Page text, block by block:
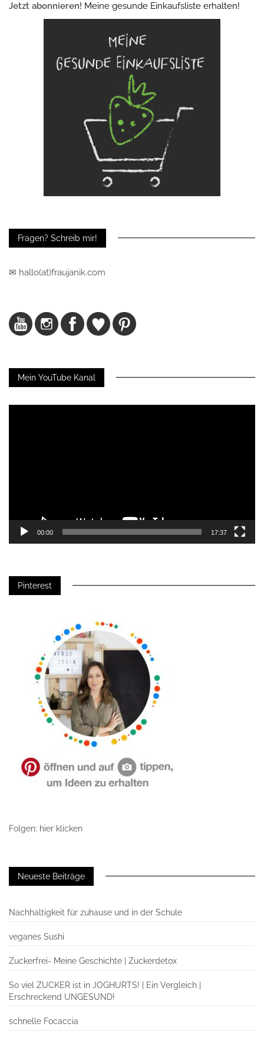
Jetzt abonnieren! Meine gesunde Einkaufsliste erhalten!
Fragen? Schreib mir!
✉ hallo(at)fraujanik.com
Mein YouTube Kanal
00:00 17:37
Pinterest
Folgen: hier klicken
Neueste Beiträge
Nachhaltigkeit für zuhause und in der Schule
veganes Sushi
Zuckerfrei- Meine Geschichte | Zuckerdetox
So viel ZUCKER ist in JOGHURTS! | Ein Vergleich |
Erschreckend UNGESUND!
schnelle Focaccia